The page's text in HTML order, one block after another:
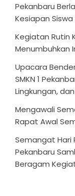
Pekanbaru
Kesiapan
Kegiatan Rutin
Menumbuhkan
Upacara
SMKN 1
Lingkungan,
Mengawali
Rapat Awal
Semangat Hari
Pekanbaru
Beragam